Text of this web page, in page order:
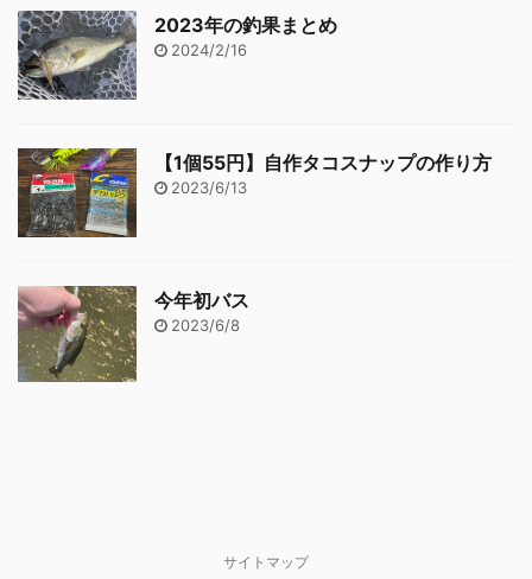
2023年の釣果まとめ
2024/2/16
【1個55円】自作タコスナップの作り方
2023/6/13
今年初バス
2023/6/8
サイトマップ